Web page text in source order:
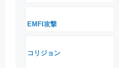
EMFI攻撃
コリジョン